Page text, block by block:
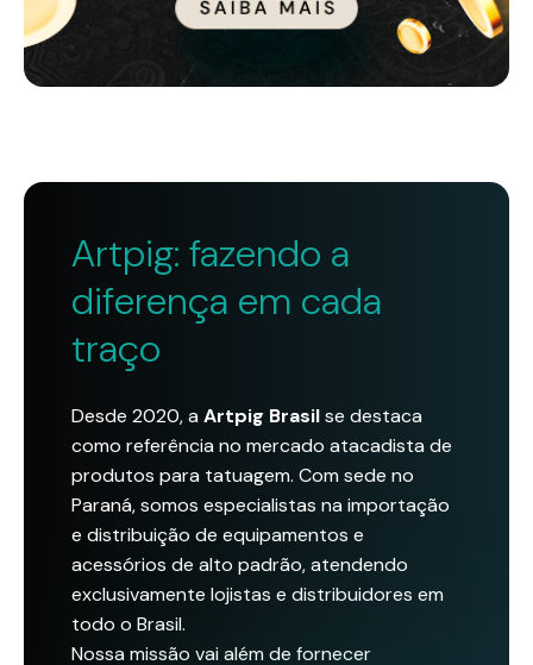
Artpig: fazendo a
diferença em cada
traço
Desde 2020, aArtpig Brasilse destaca
como referência no mercado atacadista de
produtos para tatuagem. Com sede no
Paraná, somos especialistas na importação
e distribuição de equipamentos e
acessórios de alto padrão, atendendo
exclusivamente lojistas e distribuidores em
todo o Brasil.
Nossa missão vai além de fornecer